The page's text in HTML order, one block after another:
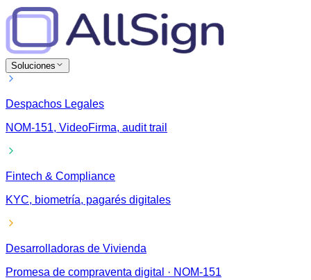
Soluciones
Despachos Legales
NOM-151, VideoFirma, audit trail
Fintech & Compliance
KYC, biometría, pagarés digitales
Desarrolladoras de Vivienda
Promesa de compraventa digital · NOM-151